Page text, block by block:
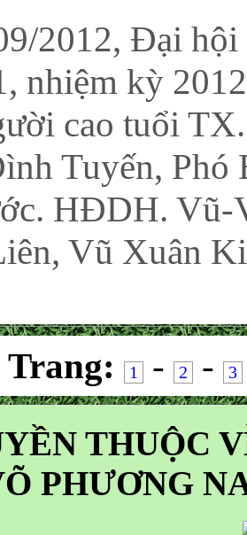
2012, Đại
nhiệm kỳ
cao tuổi
Tuyến,
HĐDH. Vũ-
Vũ Xuân
Trang: 1 - 2 - 3
THUỘC
PHƯƠNG